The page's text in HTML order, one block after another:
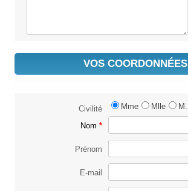
VOS COORDONNÉES
Civilité Mme Mlle M.
Nom
Prénom
E-mail